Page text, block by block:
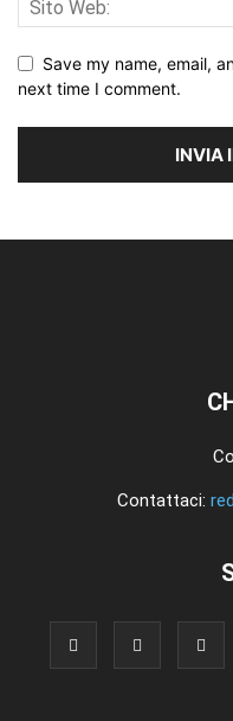
Save my name, email,
next time I comment.
Contattaci: